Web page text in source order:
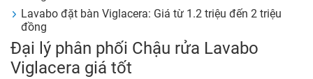
Lavabo đặt bàn Viglacera: Giá từ 1.2 triệu đến 2 triệu
đồng
Đại lý phân phối Chậu rửa Lavabo
Viglacera giá tốt